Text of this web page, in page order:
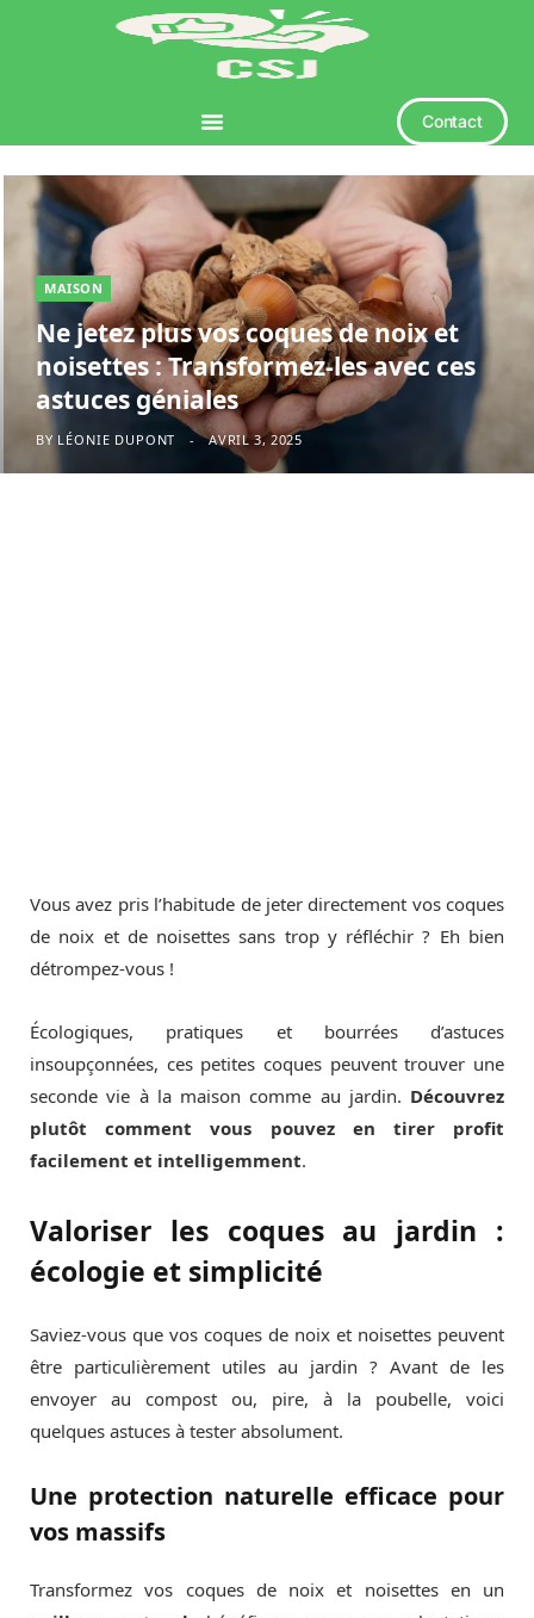
Contact
MAISON
Ne jetez plus vos coques de noix et
noisettes : Transformez-les avec ces
astuces géniales
BY LÉONIE DUPONT AVRIL 3, 2025
Vous avez pris l’habitude de jeter directement vos coques
de noix et de noisettes sans trop y réfléchir ? Eh bien
détrompez-vous !
Écologiques, pratiques et bourrées d’astuces
insoupçonnées, ces petites coques peuvent trouver une
seconde vie à la maison comme au jardin. Découvrez
plutôt comment vous pouvez en tirer profit
facilement et intelligemment.
Valoriser les coques au jardin :
écologie et simplicité
Saviez-vous que vos coques de noix et noisettes peuvent
être particulièrement utiles au jardin ? Avant de les
envoyer au compost ou, pire, à la poubelle, voici
quelques astuces à tester absolument.
Une protection naturelle efficace pour
vos massifs
Transformez vos coques de noix et noisettes en un